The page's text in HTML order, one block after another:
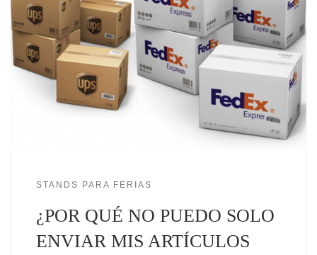
STANDS PARA FERIAS
¿POR QUÉ NO PUEDO SOLO
ENVIAR MIS ARTÍCULOS